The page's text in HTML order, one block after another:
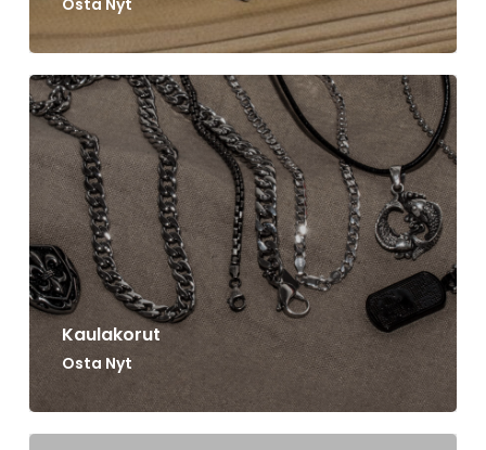
Osta Nyt
Kaulakorut
Osta Nyt